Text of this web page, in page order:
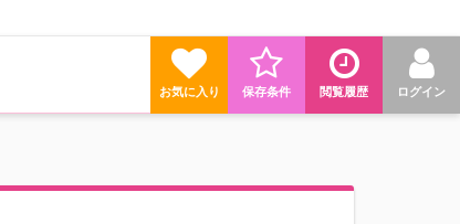
ログイン
閲覧履歴
保存条件
お気に入り